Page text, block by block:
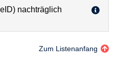
nachträglich
Zum Listenanfang